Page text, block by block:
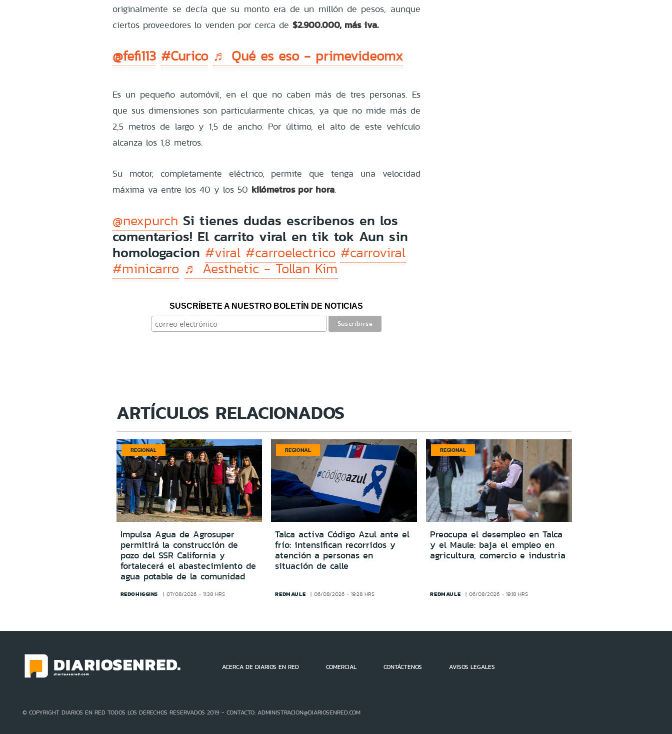
originalmente se decía que su monto era de un millón de pesos, aunque
ciertos proveedores lo venden por cerca de $2.900.000, más iva.
@fefi113 #Curico ♬ Qué es eso - primevideomx
Es un pequeño automóvil, en el que no caben más de tres personas. Es
que sus dimensiones son particularmente chicas, ya que no mide más de
2,5 metros de largo y 1,5 de ancho. Por último, el alto de este vehículo
alcanza los 1,8 metros.
Su motor, completamente eléctrico, permite que tenga una velocidad
máxima va entre los 40 y los 50 kilómetros por hora.
@nexpurch Si tienes dudas escribenos en los
comentarios! El carrito viral en tik tok Aun sin
homologacion #viral #carroelectrico #carroviral
#minicarro ♬ Aesthetic - Tollan Kim
SUSCRÍBETE A NUESTRO BOLETÍN DE NOTICIAS
ARTÍCULOS RELACIONADOS
REGIONAL
Impulsa Agua de Agrosuper
permitirá la construcción de
pozo del SSR California y
fortalecerá el abastecimiento de
agua potable de la comunidad
REDOHIGGINS 07/08/2026 - 11:38 HRS
REGIONAL
Talca activa Código Azul ante el
frío: intensifican recorridos y
atención a personas en
situación de calle
REDMAULE 06/08/2026 - 19:28 HRS
REGIONAL
Preocupa el desempleo en Talca
y el Maule: baja el empleo en
agricultura, comercio e industria
REDMAULE 06/08/2026 - 19:18 HRS
ACERCA DE DIARIOS EN RED COMERCIAL CONTÁCTENOS AVISOS LEGALES
© COPYRIGHT DIARIOS EN RED TODOS LOS DERECHOS RESERVADOS 2019 - CONTACTO: ADMINISTRACION@DIARIOSENRED.COM